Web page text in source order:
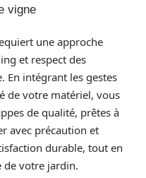
vigne
une approche
et respect des
En intégrant les gestes
de votre matériel, vous
de qualité, prêtes à
avec précaution et
durable, tout en
de votre jardin.